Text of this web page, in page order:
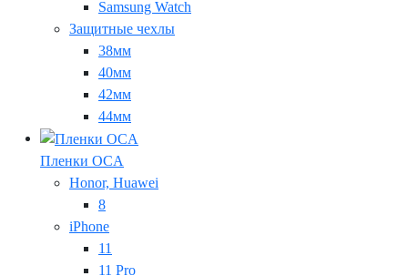
Samsung Watch
Защитные чехлы
38мм
40мм
42мм
44мм
Пленки OCA
Honor, Huawei
8
iPhone
11
11 Pro